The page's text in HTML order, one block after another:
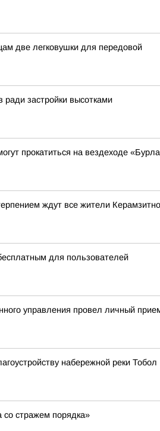
две легковушки для передовой
ради застройки высотками
прокатиться на вездеходе
ждут все жители
для пользователей
управления провел личный
набережной реки Тобол
со стражем порядка»